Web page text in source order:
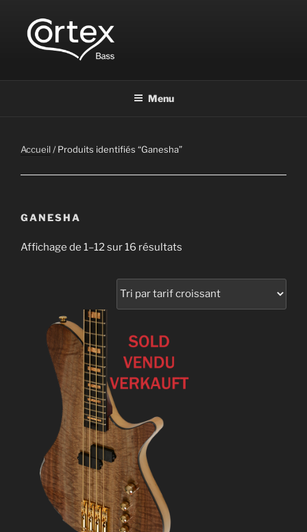
CORTEX BASS
Menu
Accueil / Produits identifiés “Ganesha”
GANESHA
Affichage de 1–12 sur 16 résultats